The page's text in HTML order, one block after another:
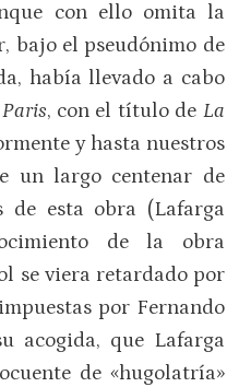
con ello omita la
bajo el pseudónimo de
había llevado a cabo
, con el título de La
y hasta nuestros
un largo centenar de
de esta obra (Lafarga
de la obra
se viera retardado por
por Fernando
acogida, que Lafarga
de «hugolatría»